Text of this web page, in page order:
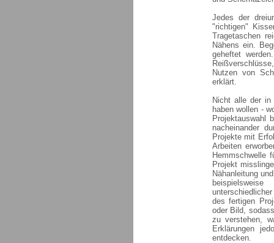
Jedes der
"richtigen"
Tragetaschen
Nähens ein.
geheftet
Nutzen von
erklärt.
Nicht alle der in
haben wollen -
Projektauswahl
nacheinander
Projekte mit
Arbeiten
Hemmschwelle
Projekt
Nähanleitung
des fertigen
oder Bild,
zu verstehen,
Erklärungen
entdecken.